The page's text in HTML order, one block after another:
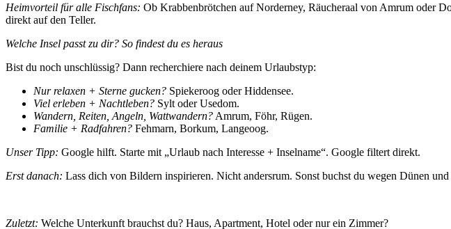
Heimvorteil für alle Fischfans: Ob Krabbenbrötchen auf Norderney, Räucheraal von Amrum oder
direkt auf den Teller.
Welche Insel passt zu dir? So findest du es heraus
Bist du noch unschlüssig? Dann recherchiere nach deinem Urlaubstyp:
Nur relaxen + Sterne gucken? Spiekeroog oder Hiddensee.
Viel erleben + Nachtleben? Sylt oder Usedom.
Wandern, Reiten, Angeln, Wattwandern? Amrum, Föhr, Rügen.
Familie + Radfahren? Fehmarn, Borkum, Langeoog.
Unser Tipp: Google hilft. Starte mit „Urlaub nach Interesse + Inselname“. Google filtert direkt.
Erst danach: Lass dich von Bildern inspirieren. Nicht andersrum. Sonst buchst du wegen Dünen
Zuletzt: Welche Unterkunft brauchst du? Haus, Apartment, Hotel oder nur ein Zimmer?